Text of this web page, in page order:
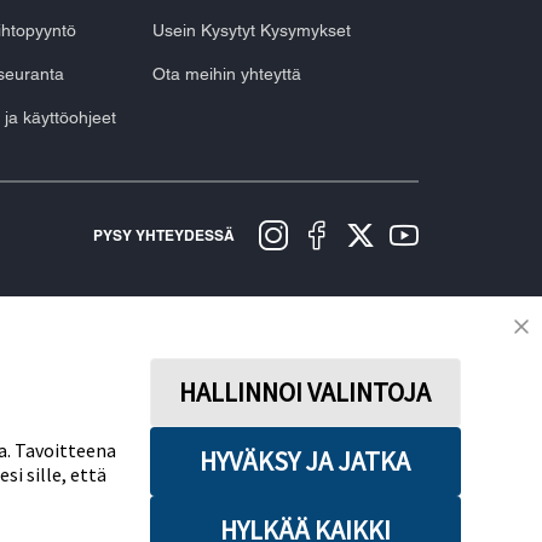
käyttöohjeet
Usein Kysytyt Kysymykset
Ota meihin yhteyttä
PYSY YHTEYDESSÄ
Tavoitteena
sille, että
HYVÄKSY JA JATKA
HYLKÄÄ KAIKKI
HALLINNOI VALINTOJA